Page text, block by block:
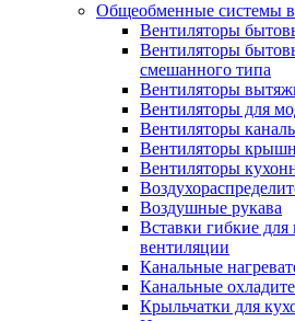
Общеобменные системы
Вентиляторы
Вентиляторы
смешанного типа
Вентиляторы
Вентиляторы для
Вентиляторы
Вентиляторы
Вентиляторы
Воздушные рукава
Вставки гибкие
вентиляции
Канальные
Канальные
Крыльчатки для